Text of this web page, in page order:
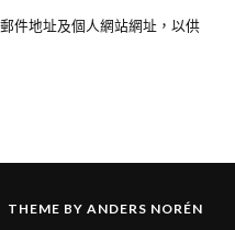
件地址及個人網站網址，以供
THEME BY ANDERS NORÉN